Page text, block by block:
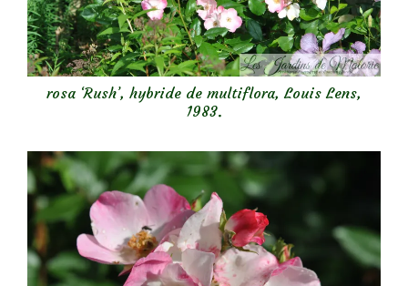
rosa ‘Rush’, hybride de multiflora, Louis Lens,
1983.